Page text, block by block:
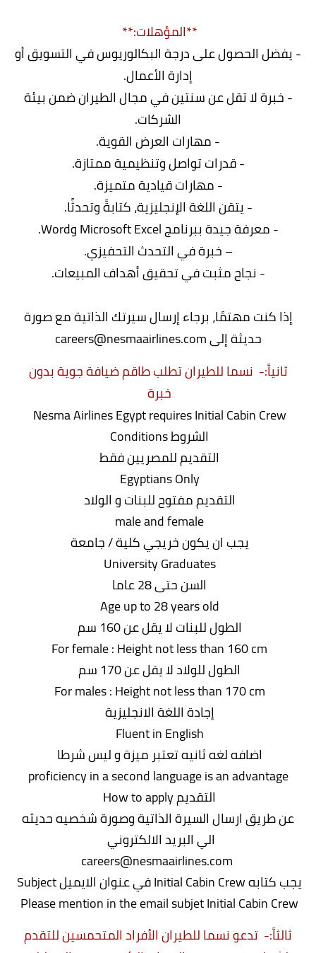
**المؤهلات:**
- يفضل الحصول على درجة البكالوريوس في التسويق أو
إدارة الأعمال.
- خبرة لا تقل عن سنتين في مجال الطيران ضمن بيئة
الشركات.
- مهارات العرض القوية.
- قدرات تواصل وتنظيمية ممتازة.
- مهارات قيادية متميزة.
- يتقن اللغة الإنجليزية، كتابةً وتحدثًا.
- معرفة جيدة ببرنامج Microsoft Excel وWord.
– خبرة في التحدث التحفيزي.
- نجاح مثبت في تحقيق أهداف المبيعات.
إذا كنت مهتمًا، برجاء إرسال سيرتك الذاتية مع صورة
حديثة إلى careers@nesmaairlines.com
ثانياً:- نسما للطيران تطلب طاقم ضيافة جوية بدون
خبرة
Nesma Airlines Egypt requires Initial Cabin Crew
الشروط Conditions
التقديم للمصريين فقط
Egyptians Only
التقديم مفتوح للبنات و الولاد
male and female
يجب ان يكون خريجي كلية / جامعة
University Graduates
السن حتى 28 عاما
Age up to 28 years old
الطول للبنات لا يقل عن 160 سم
For female : Height not less than 160 cm
الطول للولاد لا يقل عن 170 سم
For males : Height not less than 170 cm
إجادة اللغة الانجليزية
Fluent in English
اضافه لغه ثانيه تعتبر ميزة و ليس شرطا
proficiency in a second language is an advantage
التقديم How to apply
عن طريق ارسال السيرة الذاتية وصورة شخصيه حديثه
الي البريد الالكتروني
يجب كتابه Initial Cabin Crew في عنوان الايميل Subject
Please mention in the email subjet Initial Cabin Crew
ثالثاً:- تدعو نسما للطيران الأفراد المتحمسين للتقدم